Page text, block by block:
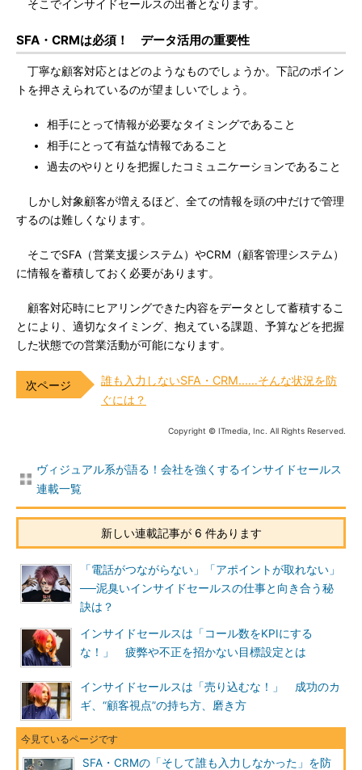
そこでインサイドセールスの出番となります。
SFA・CRMは必須！ データ活用の重要性
丁寧な顧客対応とはどのようなものでしょうか。下記のポイン
トを押さえられているのが望ましいでしょう。
相手にとって情報が必要なタイミングであること
相手にとって有益な情報であること
過去のやりとりを把握したコミュニケーションであること
しかし対象顧客が増えるほど、全ての情報を頭の中だけで管理
するのは難しくなります。
そこでSFA（営業支援システム）やCRM（顧客管理システム）
に情報を蓄積しておく必要があります。
顧客対応時にヒアリングできた内容をデータとして蓄積するこ
とにより、適切なタイミング、抱えている課題、予算などを把握
した状態での営業活動が可能になります。
誰も入力しないSFA・CRM……そんな状況を防
ぐには？
Copyright © ITmedia, Inc. All Rights Reserved.
ヴィジュアル系が語る！会社を強くするインサイドセールス
連載一覧
新しい連載記事が 6 件あります
「電話がつながらない」「アポイントが取れない」
──泥臭いインサイドセールスの仕事と向き合う秘
訣は？
インサイドセールスは「コール数をKPIにする
な！」 疲弊や不正を招かない目標設定とは
インサイドセールスは「売り込むな！」 成功のカ
ギ、“顧客視点”の持ち方、磨き方
SFA・CRMの「そして誰も入力しなかった」を防